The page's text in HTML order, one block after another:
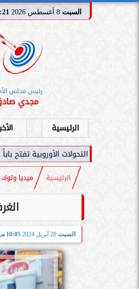
السبت
رئيس مجلس
مجدي
الرئيسية
الأوروبية تفتح باباً جديداً للاستثمار
الرئيسية ميديا
السبت 20 أبريل 2024 10:05 مـ